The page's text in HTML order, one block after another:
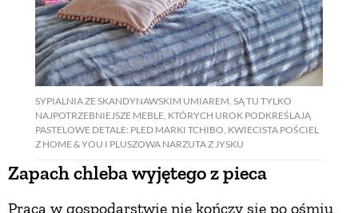
SYPIALNIA ZE SKANDYNAWSKIM UMIAREM. SĄ TU TYLKO
NAJPOTRZEBNIEJSZE MEBLE, KTÓRYCH UROK PODKREŚLAJĄ
PASTELOWE DETALE: PLED MARKI TCHIBO, KWIECISTA POŚCIEL
Z HOME & YOU I PLUSZOWA NARZUTA Z JYSKU
Zapach chleba wyjętego z pieca
Praca w gospodarstwie nie kończy się po ośmiu